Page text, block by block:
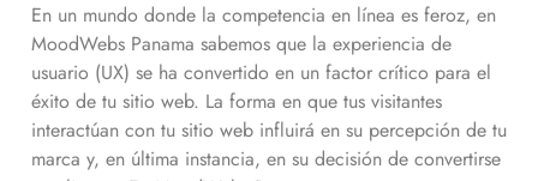
En un mundo donde la competencia en línea es feroz, en
MoodWebs Panama sabemos que la experiencia de
usuario (UX) se ha convertido en un factor crítico para el
éxito de tu sitio web. La forma en que tus visitantes
interactúan con tu sitio web influirá en su percepción de tu
marca y, en última instancia, en su decisión de convertirse